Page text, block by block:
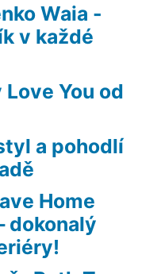
Waia -
v každé
You od
a pohodlí
Home
dokonalý